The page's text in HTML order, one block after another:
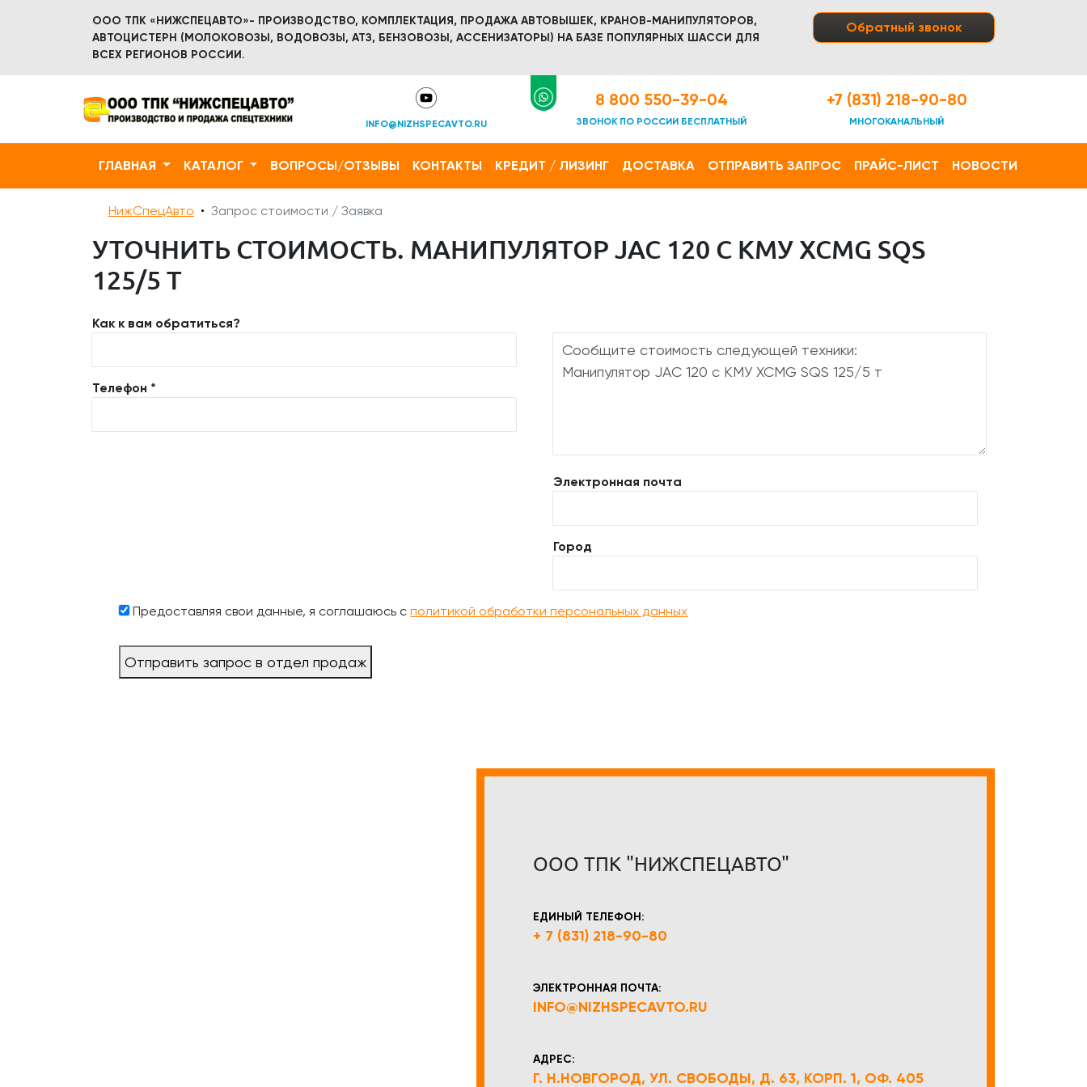
ООО ТПК «НИЖСПЕЦАВТО»- ПРОИЗВОДСТВО, КОМПЛЕКТАЦИЯ, ПРОДАЖА АВТОВЫШЕК, КРАНОВ-МАНИПУЛЯТОРОВ,
АВТОЦИСТЕРН (МОЛОКОВОЗЫ, ВОДОВОЗЫ, АТЗ, БЕНЗОВОЗЫ, АССЕНИЗАТОРЫ) НА БАЗЕ ПОПУЛЯРНЫХ ШАССИ ДЛЯ
ВСЕХ РЕГИОНОВ РОССИИ.
Обратный звонок
INFO@NIZHSPECAVTO.RU
8 800 550-39-04
ЗВОНОК ПО РОССИИ БЕСПЛАТНЫЙ
+7 (831) 218-90-80
МНОГОКАНАЛЬНЫЙ
ГЛАВНАЯ КАТАЛОГ ВОПРОСЫ/ОТЗЫВЫ КОНТАКТЫ КРЕДИТ / ЛИЗИНГ ДОСТАВКА ОТПРАВИТЬ ЗАПРОС ПРАЙС-ЛИСТ НОВОСТИ
НижСпецАвто Запрос стоимости / Заявка
УТОЧНИТЬ СТОИМОСТЬ. МАНИПУЛЯТОР JAC 120 С КМУ XCMG SQS
125/5 Т
Как к вам обратиться?
Телефон *
Электронная почта
Город
Предоставляя свои данные, я соглашаюсь сполитикой обработки персональных данных
Отправить запрос в отдел продаж
ООО ТПК "НИЖСПЕЦАВТО"
ЕДИНЫЙ ТЕЛЕФОН:
+ 7 (831) 218-90-80
ЭЛЕКТРОННАЯ ПОЧТА:
INFO@NIZHSPECAVTO.RU
АДРЕС:
Г. Н.НОВГОРОД, УЛ. СВОБОДЫ, Д. 63, КОРП. 1, ОФ. 405